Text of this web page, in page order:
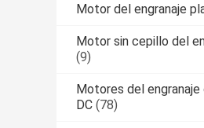
Motor del engranaje
Motor sin cepillo del
(9)
Motores del engranaje
DC (78)